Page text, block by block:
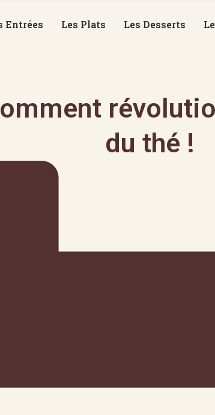
Entrées Les Plats Les Desserts
du thé !